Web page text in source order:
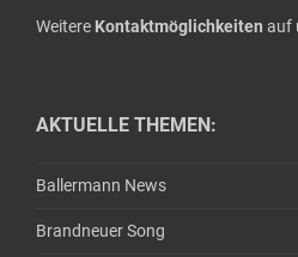
Weitere Kontaktmöglichkeiten auf
AKTUELLE THEMEN:
Ballermann News
Brandneuer Song